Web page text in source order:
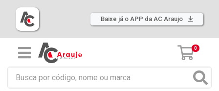
Baixe já o APP da AC Araujo
0